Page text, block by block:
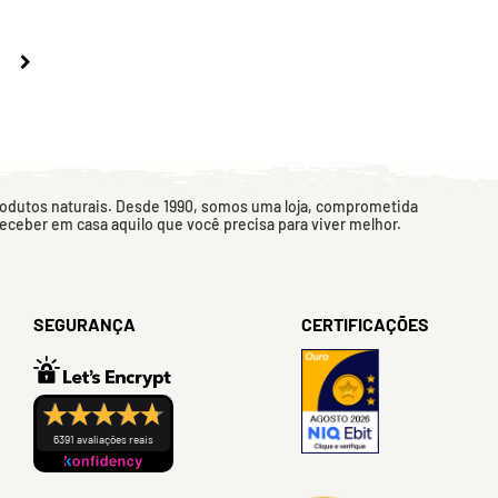
naturais. Desde 1990, somos uma loja, comprometida
em casa aquilo que você precisa para viver melhor.
SEGURANÇA
6391 avaliações reais
CERTIFICAÇÕES